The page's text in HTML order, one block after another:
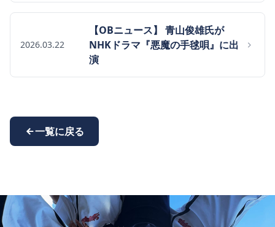
2026.03.22
【OBニュース】 青山俊雄氏が
NHKドラマ『悪魔の手毬唄』に出
演
一覧に戻る